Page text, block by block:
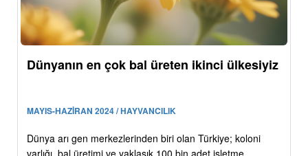
Dünyanın en çok bal üreten ikinci ülkesiyiz
MAYIS-HAZİRAN 2024 / HAYVANCILIK
Dünya arı gen merkezlerinden biri olan Türkiye; koloni
varlığı, bal üretimi ve yaklaşık 100 bin adet işletme